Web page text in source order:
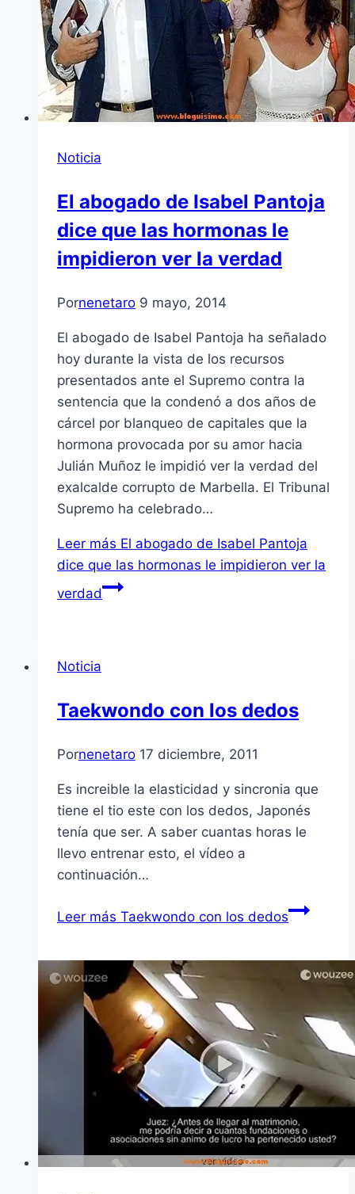
Noticia
El abogado de Isabel Pantoja
dice que las hormonas le
impidieron ver la verdad
Pornenetaro 9 mayo, 2014
El abogado de Isabel Pantoja ha señalado
hoy durante la vista de los recursos
presentados ante el Supremo contra la
sentencia que la condenó a dos años de
cárcel por blanqueo de capitales que la
hormona provocada por su amor hacia
Julián Muñoz le impidió ver la verdad del
exalcalde corrupto de Marbella. El Tribunal
Supremo ha celebrado…
Leer más El abogado de Isabel Pantoja
dice que las hormonas le impidieron ver la
verdad
Noticia
Taekwondo con los dedos
Pornenetaro 17 diciembre, 2011
Es increible la elasticidad y sincronia que
tiene el tio este con los dedos, Japonés
tení­a que ser. A saber cuantas horas le
llevo entrenar esto, el ví­deo a
continuación…
Leer más Taekwondo con los dedos